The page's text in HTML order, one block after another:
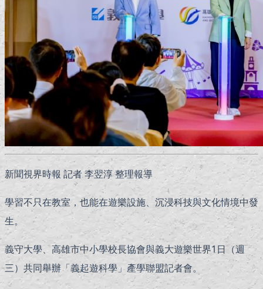
新聞視界時報 記者 李翌淳 整理報導
學習不只在教室，也能在遊樂設施、沉浸科技與文化情境中發
生。
義守大學、高雄市中小學校長協會與義大遊樂世界1日（週
三）共同舉辦「義起遊科學」產學聯盟記者會。